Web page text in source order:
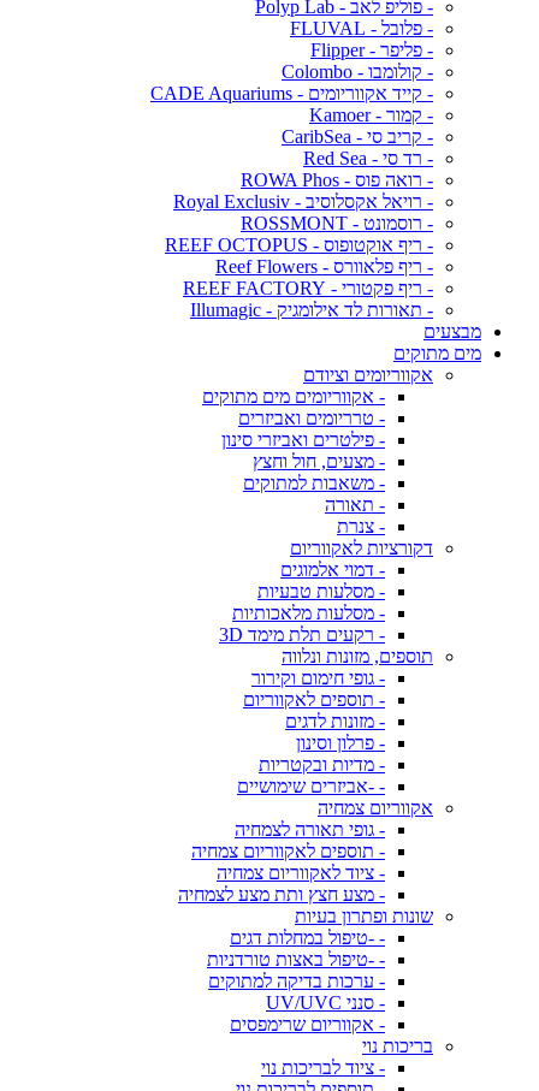
- פוליפ לאב - Polyp Lab
- פלובל - FLUVAL
- פליפר - Flipper
- קולומבו - Colombo
- קייד אקווריומים - CADE Aquariums
- קמור - Kamoer
- קריב סי - CaribSea
- רד סי - Red Sea
- רואה פוס - ROWA Phos
- רויאל אקסלוסיב - Royal Exclusiv
- רוסמונט - ROSSMONT
- ריף אוקטופוס - REEF OCTOPUS
- ריף פלאוורס - Reef Flowers
- ריף פקטורי - REEF FACTORY
- תאורות לד אילומגיק - Illumagic
מבצעים
מים מתוקים
אקווריומים וציודם
- אקווריומים מים מתוקים
- טרריומים ואביזרים
- פילטרים ואביזרי סינון
- מצעים, חול וחצץ
- משאבות למתוקים
- תאורה
- צנרת
דקורציות לאקווריום
- דמוי אלמוגים
- מסלעות טבעיות
- מסלעות מלאכותיות
- רקעים תלת מימד 3D
תוספים, מזונות ונלווה
- גופי חימום וקירור
- תוספים לאקווריום
- מזונות לדגים
- פרלון וסינון
- מדיות ובקטריות
- -אביזרים שימושיים
אקווריום צמחיה
- גופי תאורה לצמחיה
- תוספים לאקווריום צמחיה
- ציוד לאקווריום צמחיה
- מצע חצץ ותת מצע לצמחיה
שונות ופתרון בעיות
- -טיפול במחלות דגים
- -טיפול באצות טורדניות
- ערכות בדיקה למתוקים
- סנני UV/UVC
- אקווריום שרימפסים
בריכות נוי
- ציוד לבריכות נוי